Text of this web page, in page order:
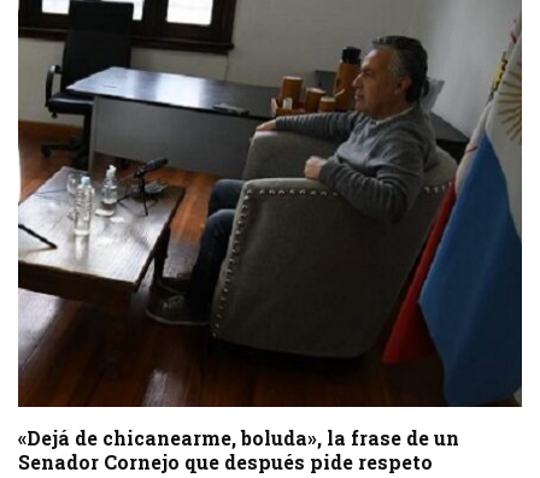
«Dejá de chicanearme, boluda», la frase de un
Senador Cornejo que después pide respeto